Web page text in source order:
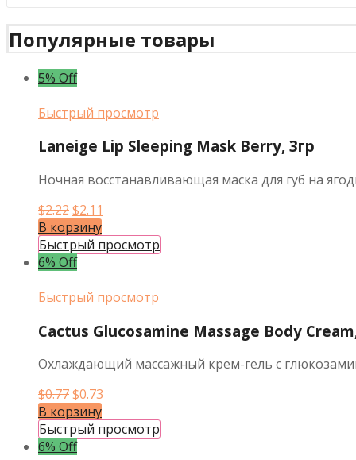
Популярные товары
5% Off
Быстрый просмотр
Laneige Lip Sleeping Mask Berry, 3гр
Ночная восстанавливающая маска для губ на
$2.22Первоначальная
цена
составляла
$2.22.
$2.11
$2.11.
В корзину
Быстрый просмотр
6% Off
Быстрый просмотр
Cactus Glucosamine Massage Body
Охлаждающий массажный крем-гель с
$0.77Первоначальная
цена
составляла
$0.77.
$0.73
$0.73.
В корзину
Быстрый просмотр
6% Off